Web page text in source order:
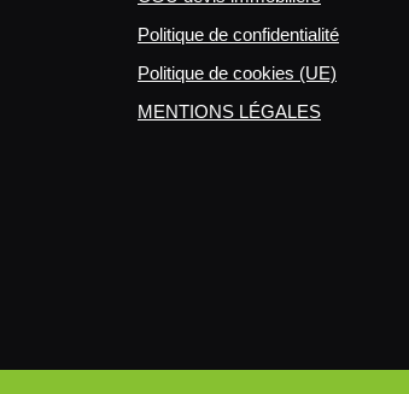
Politique de confidentialité
Politique de cookies (UE)
MENTIONS LÉGALES